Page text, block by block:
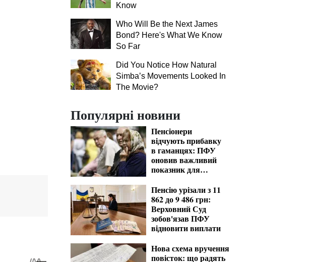
Know
Who Will Be the Next James
Bond? Here's What We Know
So Far
Did You Notice How Natural
Simba’s Movements Looked In
The Movie?
Популярні новини
Пенсіонери
відчують прибавку
в гаманцях: ПФУ
оновив важливий
показник для
Пенсію урізали з 11
862 до 9 486 грн:
Верховний Суд
зобов'язав ПФУ
відновити виплати
Нова схема вручення
повісток: що радять